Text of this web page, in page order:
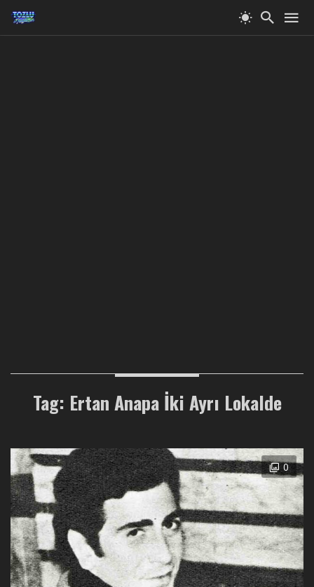
Tag: Ertan Anapa İki Ayrı Lokalde
0